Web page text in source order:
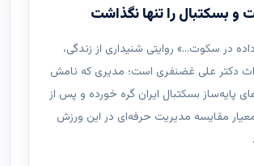
و بسکتبال را تنها نگذاشت
در سکوت…» روایتی شنیداری از زندگی،
دکتر علی غضنفری است؛ مدیری که نامش
پایه‌ساز بسکتبال ایران گره خورده و پس از
مقایسه مدیریت حرفه‌ای در این ورزش